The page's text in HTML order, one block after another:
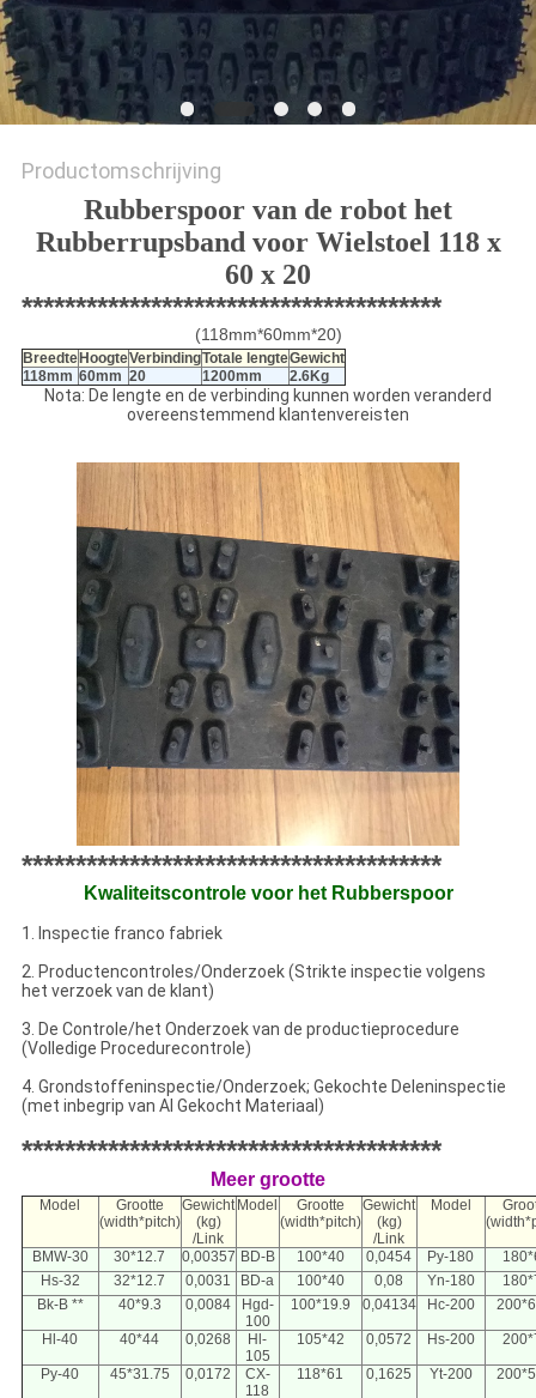
Productomschrijving
Rubberspoor van de robot het
Rubberrupsband voor Wielstoel 118 x
60 x 20
***************************************
(118mm*60mm*20)
Breedte HoogteVerbindingTotale lengteGewicht
118mm 60mm 20 1200mm 2.6Kg
Nota: De lengte en de verbinding kunnen worden veranderd
overeenstemmend klantenvereisten
***************************************
Kwaliteitscontrole voor het Rubberspoor
1. Inspectie franco fabriek
2. Productencontroles/Onderzoek (Strikte inspectie volgens
het verzoek van de klant)
3. De Controle/het Onderzoek van de productieprocedure
(Volledige Procedurecontrole)
4. Grondstoffeninspectie/Onderzoek; Gekochte Deleninspectie
(met inbegrip van Al Gekocht Materiaal)
***************************************
Meer grootte
Model
Grootte
(width*pitch)
Gewicht
(kg)
/Link
Model
Grootte
(width*pitch)
Gewicht
(kg)
/Link
Model
BMW-30 30*12.7 0,00357 BD-B 100*40 0,0454 Py-180
Hs-32
32*12.7 0,0031 BD-a 100*40 0,08 Yn-180
Bk-B **
40*9.3 0,0084
Hgd-
100
100*19.9 0,04134 Hc-200
Hl-40 40*44 0,0268
Hl-
105
105*42 0,0572 Hs-200
Py-40 45*31.75 0,0172
CX-
118
118*61 0,1625 Yt-200